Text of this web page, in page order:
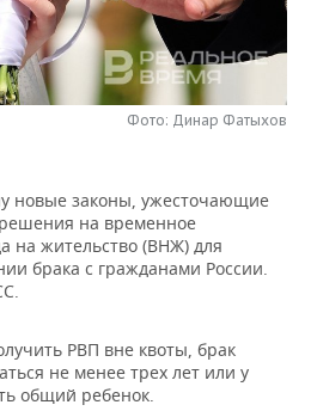
Фото: Динар Фатыхов
новые законы, ужесточающие
на временное
на жительство (ВНЖ) для
брака с гражданами России.
РВП вне квоты, брак
не менее трех лет или у
общий ребенок.